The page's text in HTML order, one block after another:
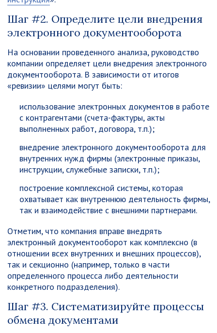
Шаг #2. Определите цели внедрения
электронного документооборота
На основании проведенного анализа, руководство
компании определяет цели внедрения электронного
документооборота. В зависимости от итогов
«ревизии» целями могут быть:
использование электронных документов в работе
с контрагентами (счета-фактуры, акты
выполненных работ, договора, т.п.);
внедрение электронного документооборота для
внутренних нужд фирмы (электронные приказы,
инструкции, служебные записки, т.п.);
построение комплексной системы, которая
охватывает как внутреннюю деятельность фирмы,
так и взаимодействие с внешними партнерами.
Отметим, что компания вправе внедрять
электронный документооборот как комплексно (в
отношении всех внутренних и внешних процессов),
так и секционно (например, только в части
определенного процесса либо деятельности
конкретного подразделения).
Шаг #3. Систематизируйте процессы
обмена документами